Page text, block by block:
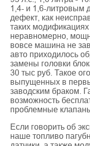
1,4- и 1,6-литровым
дефект, как
таких
неравномерно,
вовсе машина не
авто приходилось
замены головки
30 тыс руб. Такое
выпущенных в
заводским браком.
возможность
проблемные
Если говорить об
наше топливо